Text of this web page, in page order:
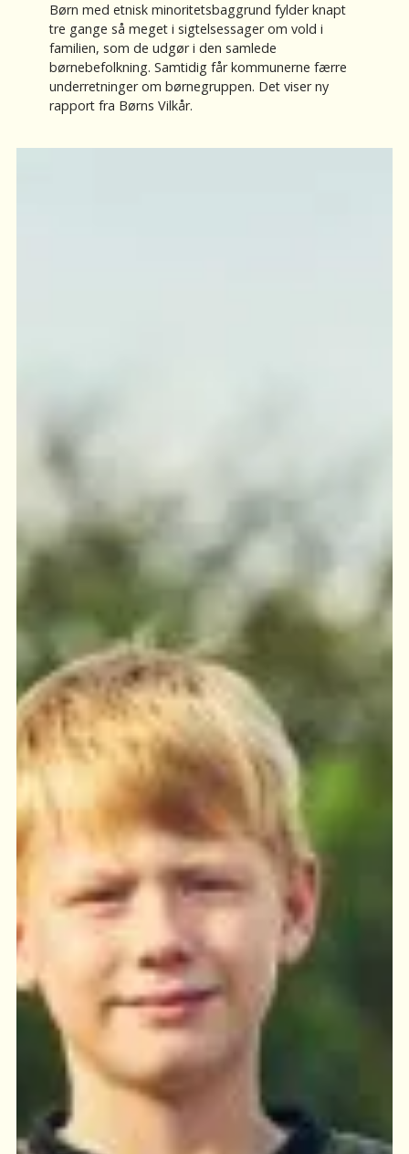
Børn med etnisk minoritetsbaggrund fylder knapt
tre gange så meget i sigtelsessager om vold i
familien, som de udgør i den samlede
børnebefolkning. Samtidig får kommunerne færre
underretninger om børnegruppen. Det viser ny
rapport fra Børns Vilkår.